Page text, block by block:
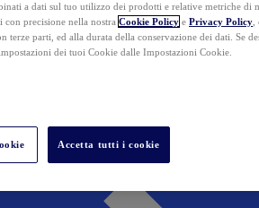
a dati sul tuo utilizzo dei prodotti e relative metriche di
con precisione nella nostra Cookie Policy e Privacy Policy
terze parti, ed alla durata della conservazione dei dati. Se
dei tuoi Cookie dalle Impostazioni Cookie.
Accetta tutti i cookie